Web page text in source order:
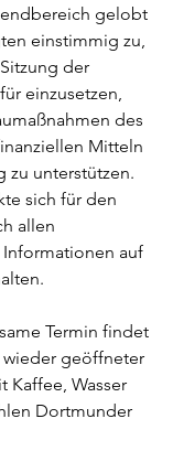
gelobt
einstimmig zu,
der
einzusetzen,
des
Mitteln
zu unterstützen.
sich für den
allen
auf
Termin findet
geöffneter
Kaffee, Wasser
Dortmunder